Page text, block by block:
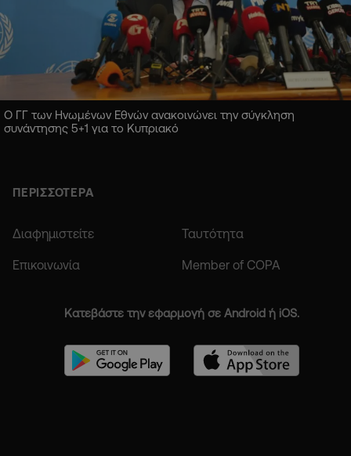
Ο ΓΓ των Ηνωμένων Εθνών ανακοινώνει την σύγκληση
συνάντησης 5+1 για το Κυπριακό
ΠΕΡΙΣΣΟΤΕΡΑ
Διαφημιστείτε Ταυτότητα
Επικοινωνία Member of COPA
Κατεβάστε την εφαρμογή σε Android ή iOS.